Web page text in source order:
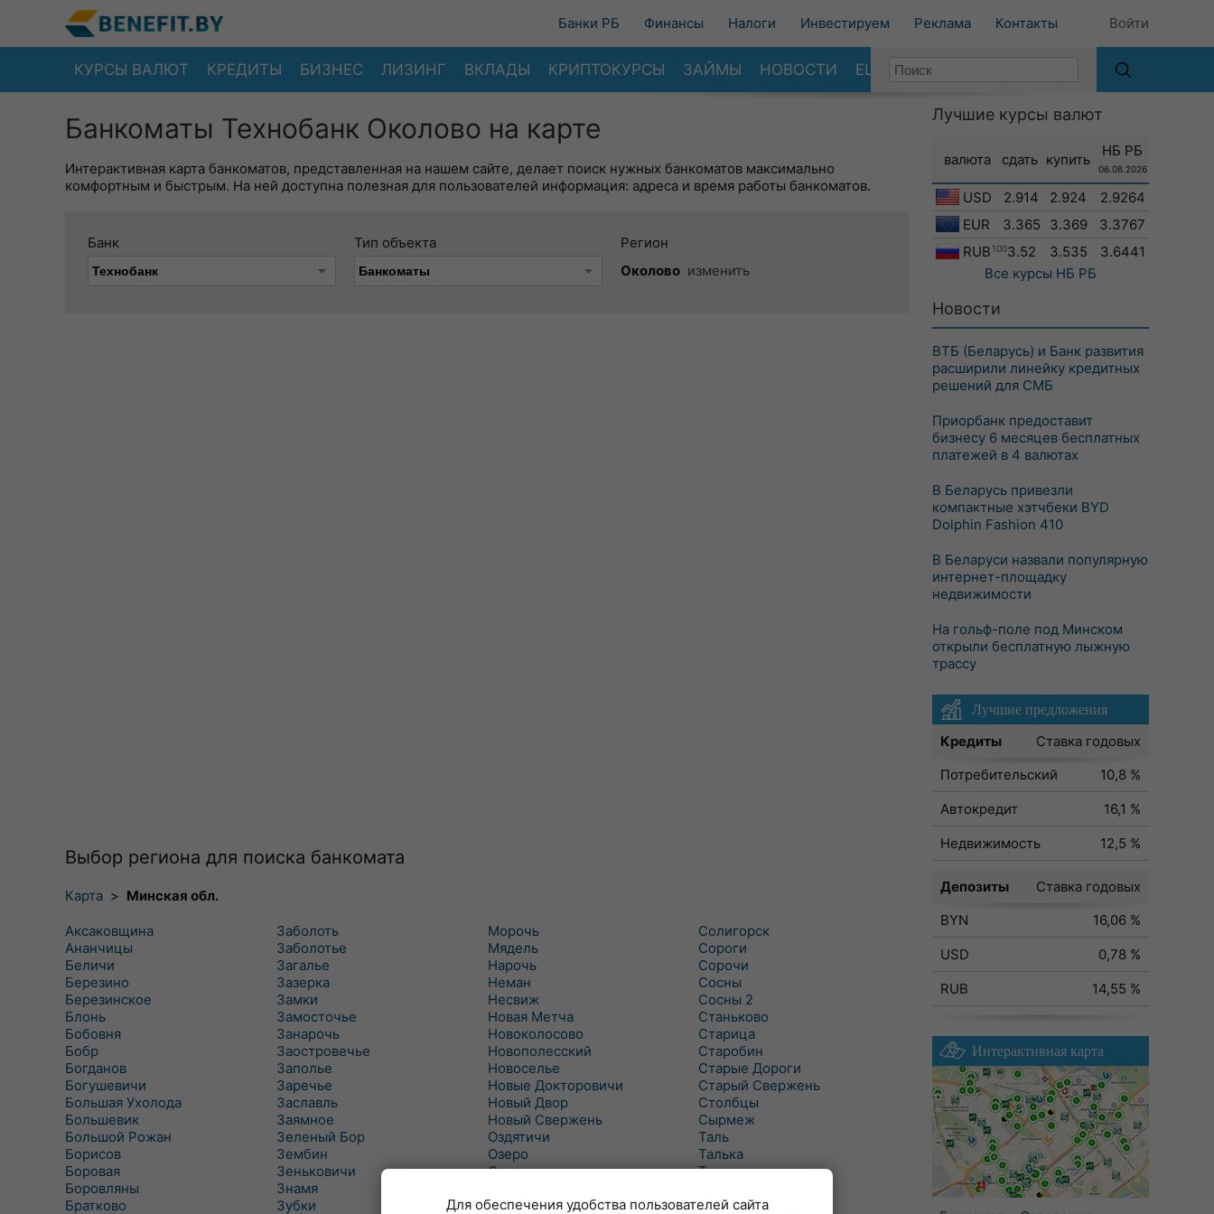
Банки РБ Финансы Налоги Инвестируем Реклама Контакты Войти
КУРСЫ ВАЛЮТ КРЕДИТЫ БИЗНЕС ЛИЗИНГ ВКЛАДЫ КРИПТОКУРСЫ ЗАЙМЫ НОВОСТИ ЕЩЕ
Банкоматы Технобанк Околово на карте
Интерактивная карта банкоматов, представленная на нашем сайте, делает поиск нужных банкоматов максимально
комфортным и быстрым. На ней доступна полезная для пользователей информация: адреса и время работы банкоматов.
Банк Тип объекта
Регион
Околово изменить
Выбор региона для поиска банкомата
Карта > Минская обл.
Аксаковщина
Ананчицы
Беличи
Березино
Березинское
Блонь
Бобовня
Бобр
Богданов
Богушевичи
Большая Ухолода
Большевик
Большой Рожан
Борисов
Боровая
Боровляны
Братково
Заболоть
Заболотье
Загалье
Зазерка
Замки
Замосточье
Занарочь
Заостровечье
Заполье
Заречье
Заславль
Заямное
Зеленый Бор
Зембин
Зеньковичи
Знамя
Зубки
Морочь
Мядель
Нарочь
Неман
Несвиж
Новая Метча
Новоколосово
Новополесский
Новоселье
Новые Докторовичи
Новый Двор
Новый Свержень
Оздятичи
Озеро
Озерцо
Октябрь
Солигорск
Сороги
Сорочи
Сосны
Сосны 2
Станьково
Старица
Старобин
Старые Дороги
Старый Свержень
Столбцы
Сырмеж
Таль
Талька
Танежицы
Турец-Бояры
Лучшие курсы валют
валюта сдать купить
НБ РБ
06.08.2026
USD 2.914 2.924
2.9264
EUR
3.365 3.369
3.3767
RUB 1003.52 3.535
3.6441
Все курсы НБ РБ
Новости
ВТБ (Беларусь) и Банк развития
расширили линейку кредитных
решений для СМБ
Приорбанк предоставит
бизнесу 6 месяцев бесплатных
платежей в 4 валютах
В Беларусь привезли
компактные хэтчбеки BYD
Dolphin Fashion 410
В Беларуси назвали популярную
интернет-площадку
недвижимости
На гольф-поле под Минском
открыли бесплатную лыжную
трассу
Лучшие предложения
Кредиты
Ставка годовых
Потребительский
10,8 %
Автокредит
16,1 %
Недвижимость
12,5 %
Депозиты
Ставка годовых
BYN
16,06 %
USD
0,78 %
RUB
14,55 %
Интерактивная карта
Для обеспечения удобства пользователей сайта